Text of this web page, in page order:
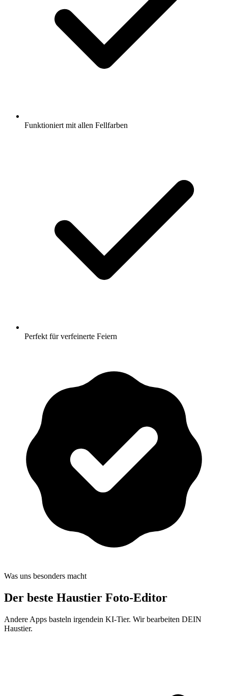
Funktioniert mit allen Fellfarben
Perfekt für verfeinerte Feiern
Was uns besonders macht
Der beste Haustier Foto-Editor
Andere Apps basteln irgendein KI-Tier. Wir bearbeiten DEIN
Haustier.